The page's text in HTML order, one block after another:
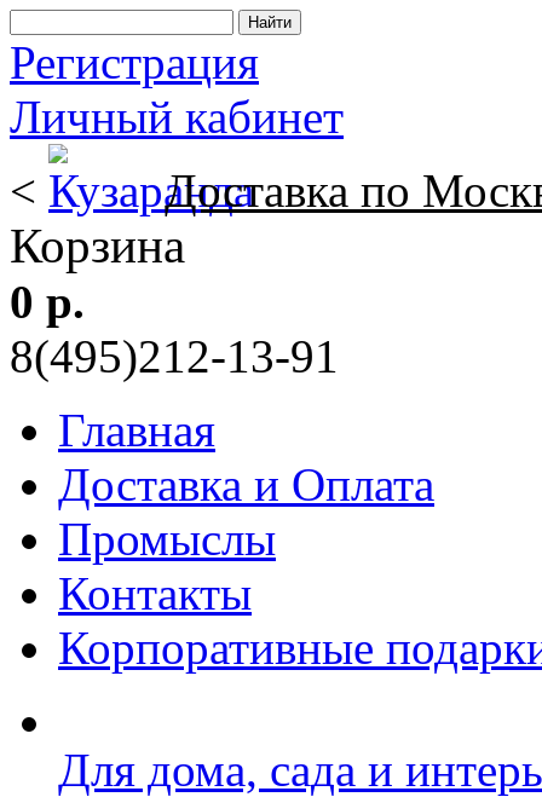
Регистрация
Личный кабинет
<
Доставка по
Корзина
0 р.
8(495)212-13-91
Главная
Доставка и Оплата
Промыслы
Контакты
Корпоративные
Для дома, сада и